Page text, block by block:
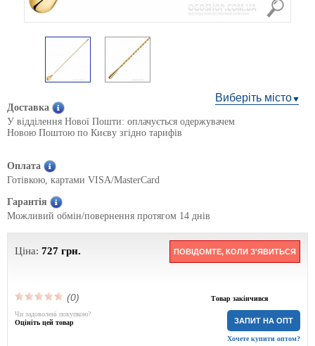
Виберіть місто
Доставка
У відділення Нової Пошти: оплачується одержувачем
Новою Поштою по Києву згідно тарифів
Оплата
Готівкою, картами VISA/MasterCard
Гарантія
Можливий обмін/повернення протягом 14 днів
Ціна: 727 грн. ПОВІДОМТЕ, КОЛИ З'ЯВИТЬСЯ
(0) Товар закінчився
ЗАПИТ НА ОПТ
Хочете купити оптом?
Чи задоволені покупкою?
Оцініть цей товар